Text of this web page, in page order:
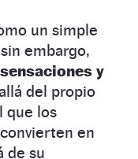
un simple
embargo,
sensaciones y
del propio
que los
en
de su